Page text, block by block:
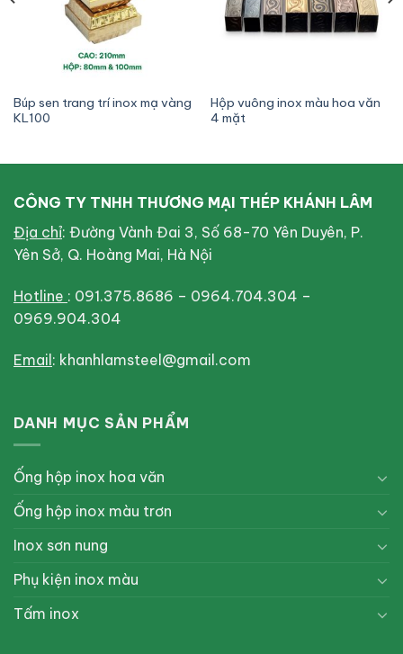
Búp sen trang trí inox mạ vàng
KL100
Hộp vuông inox màu hoa văn
4 mặt
CÔNG TY TNHH THƯƠNG MẠI THÉP KHÁNH LÂM
Địa chỉ: Đường Vành Đai 3, Số 68-70 Yên Duyên, P.
Yên Sở, Q. Hoàng Mai, Hà Nội
Hotline : 091.375.8686 – 0964.704.304 –
0969.904.304
Email: khanhlamsteel@gmail.com
DANH MỤC SẢN PHẨM
Ống hộp inox hoa văn
Ống hộp inox màu trơn
Inox sơn nung
Phụ kiện inox màu
Tấm inox